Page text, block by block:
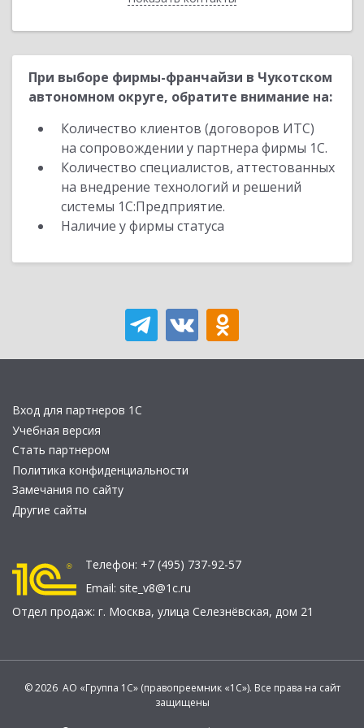
При выборе фирмы-франчайзи в Чукотском
автономном округе, обратите внимание на:
Количество клиентов (договоров ИТС)
на сопровождении у партнера фирмы 1С.
Количество специалистов, аттестованных
на внедрение технологий и решений
системы 1С:Предприятие.
Наличие у фирмы статуса
Вход для партнеров 1С
Учебная версия
Стать партнером
Политика конфиденциальности
Замечания по сайту
Другие сайты
Телефон: +7 (495) 737-92-57
Email: site_v8@1c.ru
Отдел продаж: г. Москва, улица Селезнёвская, дом 21
© 2026 АО «Группа 1С» (правопреемник «1С»). Все права на сайт
защищены